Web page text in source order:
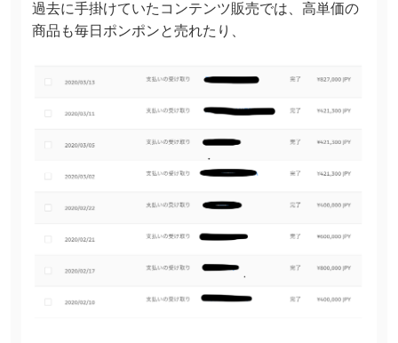
過去に手掛けていたコンテンツ販売では、高単価の
商品も毎日ポンポンと売れたり、